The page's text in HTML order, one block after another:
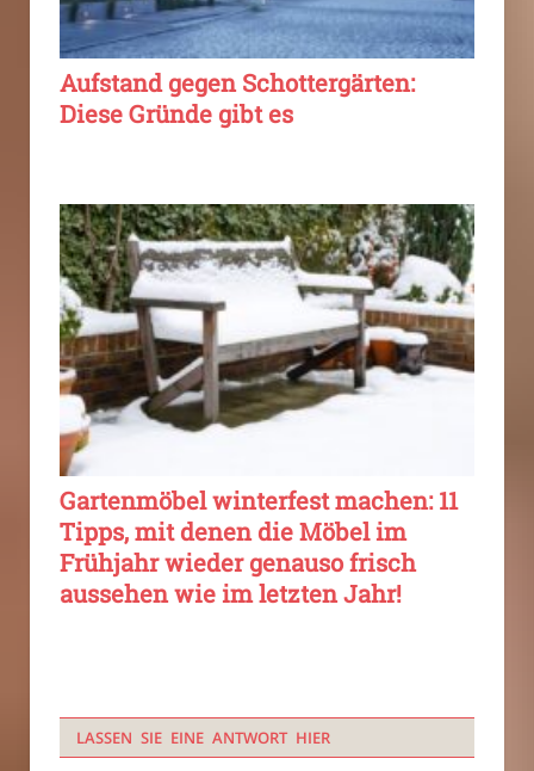
Aufstand gegen Schottergärten:
Diese Gründe gibt es
Gartenmöbel winterfest machen: 11
Tipps, mit denen die Möbel im
Frühjahr wieder genauso frisch
aussehen wie im letzten Jahr!
LASSEN SIE EINE ANTWORT HIER